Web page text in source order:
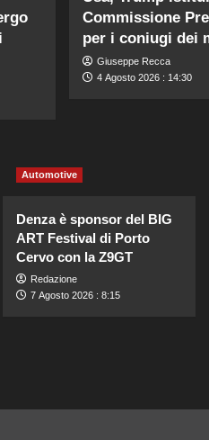
Commissione
per i coniugi dei
Giuseppe Recca
4 Agosto 2026 : 14:30
Automotive
Denza è sponsor del BIG
ART Festival di Porto
Cervo con la Z9GT
Redazione
7 Agosto 2026 : 8:15